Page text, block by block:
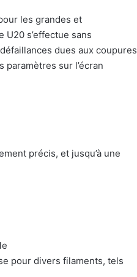
les grandes et
s’effectue sans
dues aux coupures
sur l’écran
précis, et jusqu’à une
pour divers filaments, tels